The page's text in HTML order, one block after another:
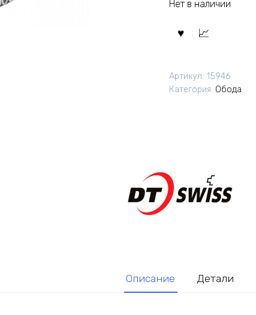
Нет в наличии
Артикул: 15946
Категория: Обода
Описание Детали